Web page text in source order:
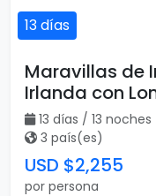
13 días
Maravillas de
Irlanda con
13 días / 13 noches
3 país(es)
USD $2,255
por persona